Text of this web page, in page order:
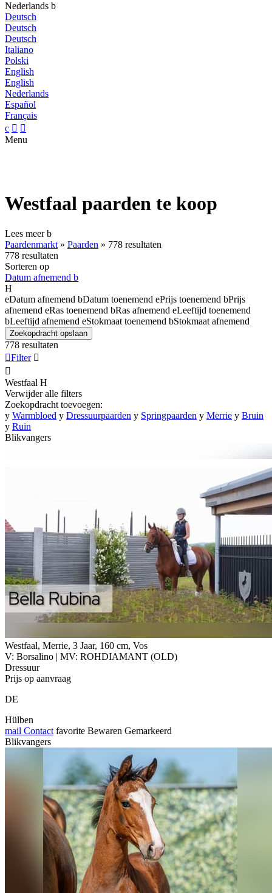
Nederlands b
Deutsch
Deutsch
Deutsch
Italiano
Polski
English
English
Nederlands
Español
Français
c  
Menu
Westfaal paarden te koop
Lees meerb
Paardenmarkt » Paarden » 778 resultaten
778 resultaten
Sorteren op
Datum afnemend b
H
eDatum afnemend bDatum toenemend ePrijs toenemend bPrijs
afnemend eRas toenemend bRas afnemend eLeeftijd toenemend
bLeeftijd afnemend eStokmaat toenemend bStokmaat afnemend
Zoekopdracht opslaan
778 resultaten
Filter 

Westfaal H
Verwijder alle filters
Zoekopdracht toevoegen:
y Warmbloed y Dressuurpaarden y Springpaarden y Merrie y Bruin
y Ruin
Blikvangers
Westfaal, Merrie, 3 Jaar, 160 cm, Vos
V: Borsalino | MV: ROHDIAMANT (OLD)
Dressuur
Prijs op aanvraag
DE
Hülben
mail Contact favorite Bewaren Gemarkeerd
Blikvangers